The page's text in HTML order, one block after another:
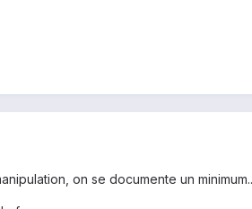
on se documente un